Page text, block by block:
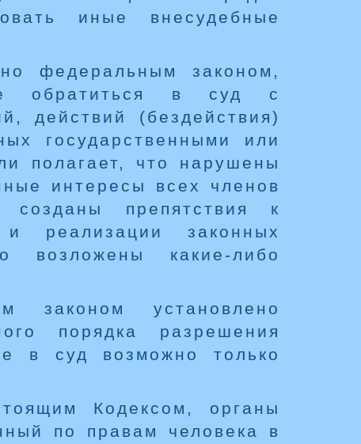
иные внесудебные
федеральным законом,
обратиться в суд с
действий (бездействия)
государственными или
полагает, что нарушены
интересы всех членов
созданы препятствия к
реализации законных
возложены какие-либо
установлено
порядка разрешения
в суд возможно только
Кодексом, органы
по правам человека в